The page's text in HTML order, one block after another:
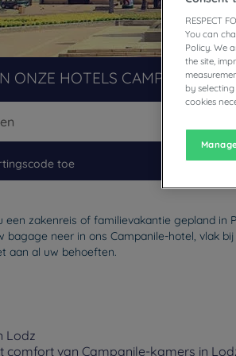
ONZE HOTELS CAMPANILE
toe
een zakenreis of familievakantie gepland in
bagage neer in ons Campanile-hotel, vlak
aan al uw behoeften.
Lodz
comfort van Campanile-kamers in
RESPECT
You can
Policy. We
the site,
by
cookies